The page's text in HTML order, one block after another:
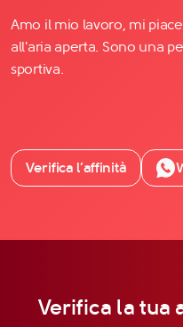
Amo il mio lavoro, mi
all'aria aperta. Sono una
sportiva.
Verifica l’affinità
Verifica la tua